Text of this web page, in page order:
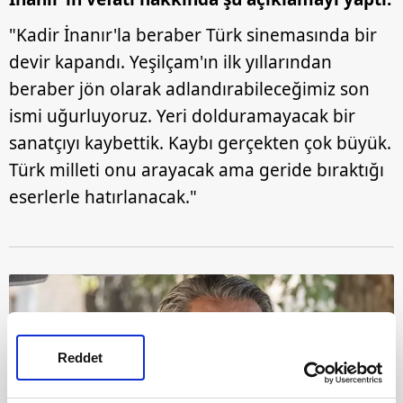
Reddet
"Kadir İnanır'la beraber Türk sinemasında bir
devir kapandı. Yeşilçam'ın ilk yıllarından
beraber jön olarak adlandırabileceğimiz son
ismi uğurluyoruz. Yeri dolduramayacak bir
sanatçıyı kaybettik. Kaybı gerçekten çok büyük.
Türk milleti onu arayacak ama geride bıraktığı
eserlerle hatırlanacak."